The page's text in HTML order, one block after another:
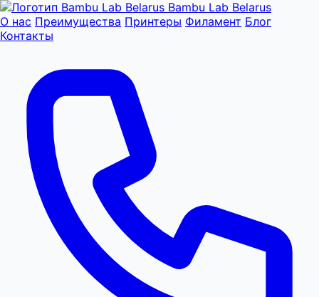
Bambu Lab Belarus
О нас Преимущества Принтеры Филамент Блог
Контакты